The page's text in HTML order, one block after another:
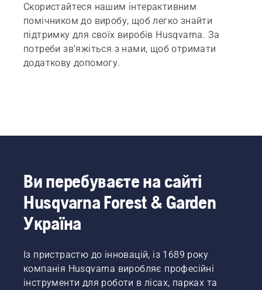
Скористайтеся нашим інтерактивним
помічником до виробу, щоб легко знайти
підтримку для своїх виробів Husqvarna. За
потреби зв’яжіться з нами, щоб отримати
додаткову допомогу.
Ви перебуваєте на сайті
Husqvarna Forest & Garden
Україна
Із пристрастю до інновацій, із 1689 року
компанія Husqvarna виробляє професійні
інструменти для роботи в лісах, парках та